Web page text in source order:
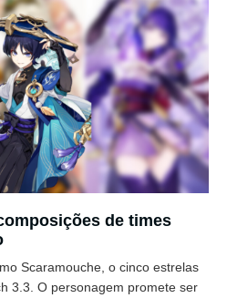
de times
Scaramouche, o cinco estrelas
3.3. O personagem promete ser